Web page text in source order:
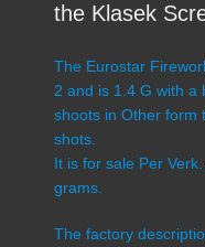
the Klasek
The Eurostar
2 and is 1.4 G with a
shoots in Other form
shots.
It is for sale Per
grams.
The factory